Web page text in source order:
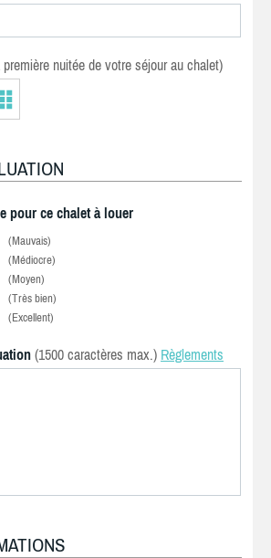
première nuitée de votre séjour au chalet)
pour ce chalet à louer
(Mauvais)
(Médiocre)
(Moyen)
(Très bien)
(Excellent)
(1500 caractères max.) Règlements